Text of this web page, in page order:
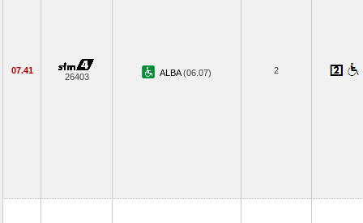
07.41
26403 ALBA(06.07) 2